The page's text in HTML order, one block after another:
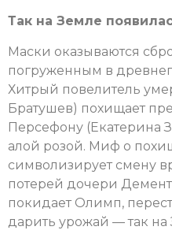
Так на Земле
Маски оказываются
погруженным в
Хитрый повелитель
Братушев) похищает
Персефону (Екатерина
алой розой. Миф о
символизирует смену
потерей дочери
покидает Олимп,
дарить урожай — так